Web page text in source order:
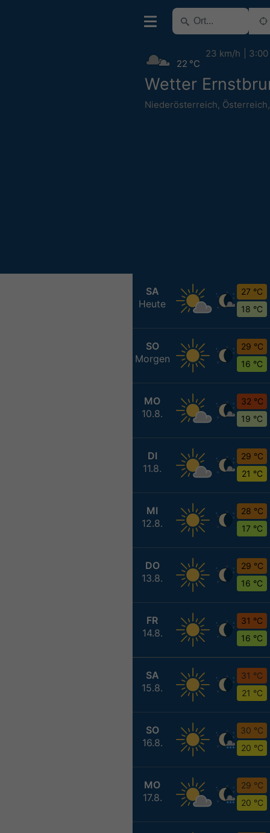
Wetter
Niederösterreich, Österreich
22 °C
23 km/h 3:00
SA
Heute
27 °C
18 °C
SO
Morgen
29 °C
16 °C
MO
10.8.
32 °C
19 °C
DI
11.8.
29 °C
21 °C
MI
12.8.
28 °C
17 °C
DO
13.8.
29 °C
16 °C
FR
14.8.
31 °C
16 °C
SA
15.8.
31 °C
21 °C
SO
16.8.
30 °C
20 °C
MO
17.8.
29 °C
20 °C